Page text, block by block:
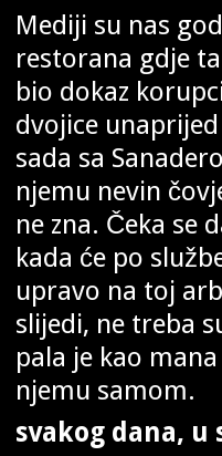
Mediji su nas
restorana gdje
bio dokaz
dvojice
sada sa
njemu nevin
ne zna. Čeka se
kada će po
upravo na toj
slijedi, ne treba
pala je kao
njemu samom.
svakog dana,